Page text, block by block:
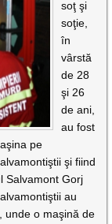
soţ şi
soţie,
în
vârstă
de 28
şi 26
de ani,
au fost
pe
şi fiind
Salvamont Gorj
au
unde o maşină de